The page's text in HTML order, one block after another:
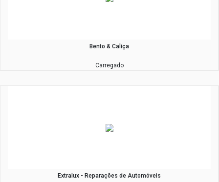
Bento & Caliça
Carregado
Extralux - Reparações de Automóveis